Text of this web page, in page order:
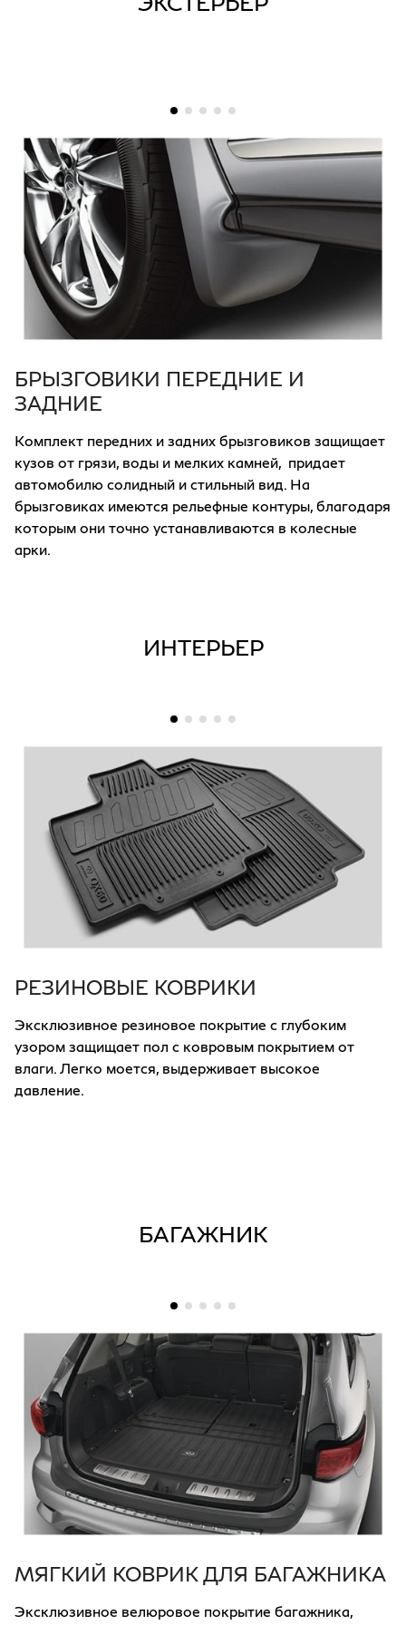
БРЫЗГОВИКИ ПЕРЕДНИЕ И
ЗАДНИЕ
Комплект передних и задних брызговиков защищает
кузов от грязи, воды и мелких камней, придает
автомобилю солидный и стильный вид. На
брызговиках имеются рельефные контуры, благодаря
которым они точно устанавливаются в колесные
арки.
ИНТЕРЬЕР
РЕЗИНОВЫЕ КОВРИКИ
Эксклюзивное резиновое покрытие с глубоким
узором защищает пол с ковровым покрытием от
влаги. Легко моется, выдерживает высокое
давление.
БАГАЖНИК
МЯГКИЙ КОВРИК ДЛЯ БАГАЖНИКА
Эксклюзивное велюровое покрытие багажника,